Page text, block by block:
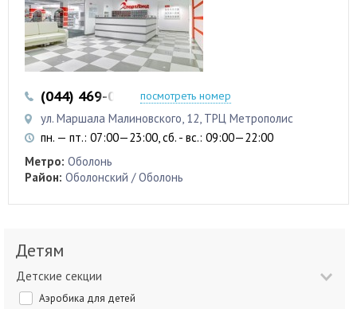
(044) 469-06-07 (050) 469-06-07
посмотреть номер
ул. Маршала Малиновского, 12, ТРЦ Метрополис
пн. — пт.: 07:00—23:00, сб. - вс.: 09:00—22:00
Метро: Оболонь
Район: Оболонский / Оболонь
Детям
Детские секции
Аэробика для детей